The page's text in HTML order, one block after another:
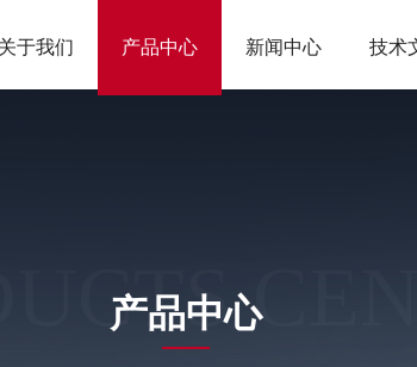
关于我们 产品中心 新闻中心 技术
产品中心